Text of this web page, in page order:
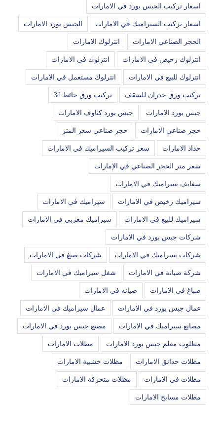
اسعار تركيب الجبس بورد في الامارات
اسعار تركيب السيراميك في الامارات الجبس بورد الامارات
الحجر الصناعي الامارات انترلوك الامارات
انترلوك رخيص في الامارات انترلوك في الامارات
انترلوك للبيع في الامارات انترلوك مستعمل في الامارات
تركيب ورق جدران للسقف تركيب ورق حائط 3d
جبس بورد الامارات جبس بورد كناوف الامارات
حجر صناعي الامارات حجر صناعي سعر المتر
حداد الامارات سعر تركيب السيراميك في الامارات
سعر متر الحجر الصناعي في الإمارات
سفايف سيراميك في الامارات
سيراميك رخيص في الامارات سيراميك في الامارات
سيراميك للبيع في الامارات سيراميك مغربي في الامارات
شركات جبس بورد في الامارات
شركات سيراميك في الامارات شركات صبغ في الامارات
شركة صيانة في الامارات شغل سيراميك في الامارات
صباغ في الامارات صيانه في الامارات
عمال جبس بورد في الامارات عمال سيراميك في الامارات
مصانع سيراميك في الامارات مصنع جبس بورد في الامارات
مطلوب معلم جبس بورد الامارات مظلات الامارات
مظلات حدائق الامارات مظلات خشبية الامارات
مظلات في الامارات مظلات متحركة الامارات
مظلات مسابح الامارات